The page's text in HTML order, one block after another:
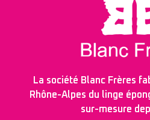
La société Blanc Frères
Rhône-Alpes du linge
sur-mesure